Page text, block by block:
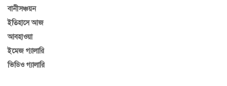
বানীসঞ্চয়ন
ইতিহাসে আজ
আবহাওয়া
ইমেজ গ্যালারি
ভিডিও গ্যালারি